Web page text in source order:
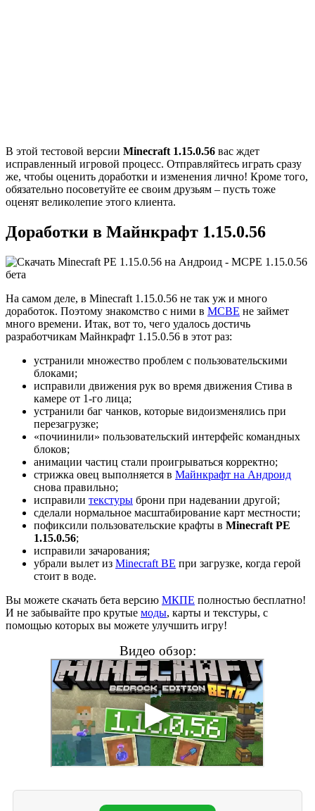
В этой тестовой версии Minecraft 1.15.0.56 вас ждет
исправленный игровой процесс. Отправляйтесь играть сразу
же, чтобы оценить доработки и изменения лично! Кроме того,
обязательно посоветуйте ее своим друзьям – пусть тоже
оценят великолепие этого клиента.
Доработки в Майнкрафт 1.15.0.56
На самом деле, в Minecraft 1.15.0.56 не так уж и много
доработок. Поэтому знакомство с ними в MCBE не займет
много времени. Итак, вот то, чего удалось достичь
разработчикам Майнкрафт 1.15.0.56 в этот раз:
устранили множество проблем с пользовательскими
блоками;
исправили движения рук во время движения Стива в
камере от 1-го лица;
устранили баг чанков, которые видоизменялись при
перезагрузке;
«почиинили» пользовательский интерфейс командных
блоков;
анимации частиц стали проигрываться корректно;
стрижка овец выполняется в Майнкрафт на Андроид
снова правильно;
исправили текстуры брони при надевании другой;
сделали нормальное масштабирование карт местности;
пофиксили пользовательские крафты в Minecraft PE
1.15.0.56;
исправили зачарования;
убрали вылет из Minecraft BE при загрузке, когда герой
стоит в воде.
Вы можете скачать бета версию МКПЕ полностью бесплатно!
И не забывайте про крутые моды, карты и текстуры, с
помощью которых вы можете улучшить игру!
Видео обзор: